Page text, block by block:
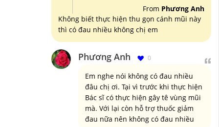
From Phương Anh
Không biết thực hiện thu gọn cánh mũi này
thì có đau nhiều không chị em
Phương Anh 0
Em nghe nói không có đau nhiều
đâu chị ơi. Tại vì trước khi thực hiện
Bác sĩ có thực hiện gây tê vùng mũi
mà. Với lại còn hỗ trợ thuốc giảm
đau nữa nên không có đau nhiều